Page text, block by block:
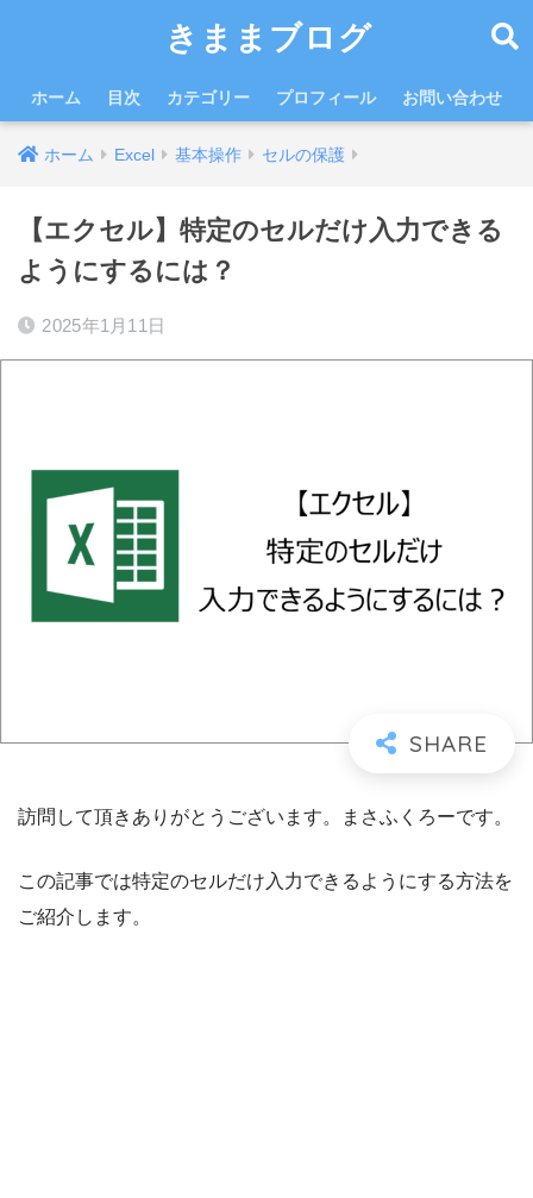
きままブログ
ホーム 目次 カテゴリー プロフィール お問い合わせ
ホーム Excel 基本操作 セルの保護
【エクセル】特定のセルだけ入力できる
ようにするには？
2025年1月11日
訪問して頂きありがとうございます。まさふくろーです。
この記事では特定のセルだけ入力できるようにする方法を
ご紹介します。